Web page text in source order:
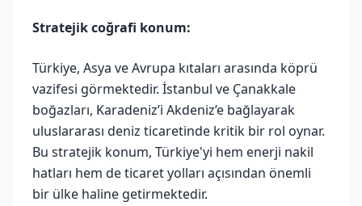
Stratejik coğrafi konum:
Türkiye, Asya ve Avrupa kıtaları arasında köprü
vazifesi görmektedir. İstanbul ve Çanakkale
boğazları, Karadeniz’i Akdeniz’e bağlayarak
uluslararası deniz ticaretinde kritik bir rol oynar.
Bu stratejik konum, Türkiye'yi hem enerji nakil
hatları hem de ticaret yolları açısından önemli
bir ülke haline getirmektedir.